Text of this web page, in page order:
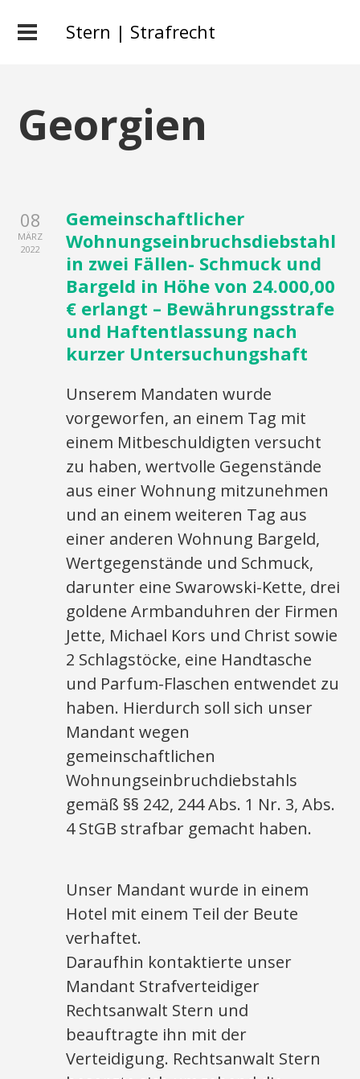
Stern | Strafrecht
Georgien
08
MÄRZ
2022
Gemeinschaftlicher
Wohnungseinbruchsdiebstahl
in zwei Fällen- Schmuck und
Bargeld in Höhe von 24.000,00
€ erlangt – Bewährungsstrafe
und Haftentlassung nach
kurzer Untersuchungshaft
Unserem Mandaten wurde
vorgeworfen, an einem Tag mit
einem Mitbeschuldigten versucht
zu haben, wertvolle Gegenstände
aus einer Wohnung mitzunehmen
und an einem weiteren Tag aus
einer anderen Wohnung Bargeld,
Wertgegenstände und Schmuck,
darunter eine Swarowski-Kette, drei
goldene Armbanduhren der Firmen
Jette, Michael Kors und Christ sowie
2 Schlagstöcke, eine Handtasche
und Parfum-Flaschen entwendet zu
haben. Hierdurch soll sich unser
Mandant wegen
gemeinschaftlichen
Wohnungseinbruchdiebstahls
gemäß §§ 242, 244 Abs. 1 Nr. 3, Abs.
4 StGB strafbar gemacht haben.
Unser Mandant wurde in einem
Hotel mit einem Teil der Beute
verhaftet.
Daraufhin kontaktierte unser
Mandant Strafverteidiger
Rechtsanwalt Stern und
beauftragte ihn mit der
Verteidigung. Rechtsanwalt Stern